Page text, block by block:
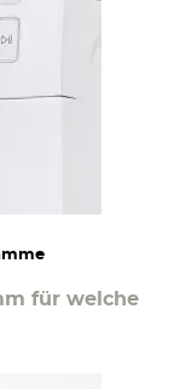
für welche